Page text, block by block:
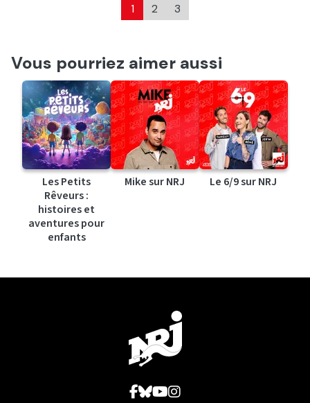
1 2 3
Vous pourriez aimer aussi
Les Petits
Rêveurs :
histoires et
aventures pour
enfants
Mike sur NRJ Le 6/9 sur NRJ